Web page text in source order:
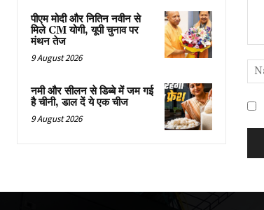
पीएम मोदी और नितिन नवीन से
मिले CM योगी, यूपी चुनाव पर
मंथन तेज
9 August 2026
नमी और सीलन से डिब्बे में जम गई
है चीनी, डाल दें ये एक चीज
9 August 2026